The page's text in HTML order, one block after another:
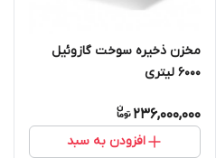
مخزن ذخیره سوخت گازوئیل
6000 لیتری
236,000,000
افزودن به سبد